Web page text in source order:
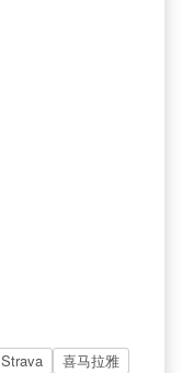
Strava 喜马拉雅